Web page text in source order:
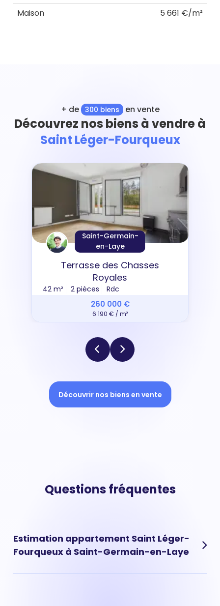
Maison
5 661 €/m²
+ de 300 biens en vente
Découvrez nos biens à vendre à
Saint Léger-Fourqueux
Saint-Germain-
en-Laye
Terrasse des Chasses
Royales
42 m² 2 pièces Rdc
260 000 €
6 190 € / m²
Découvrir nos biens en vente
Questions fréquentes
Estimation appartement Saint Léger-
Fourqueux à Saint-Germain-en-Laye